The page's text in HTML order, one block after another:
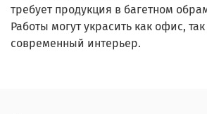
требует продукция в багетном
Работы могут украсить как офис,
современный интерьер.